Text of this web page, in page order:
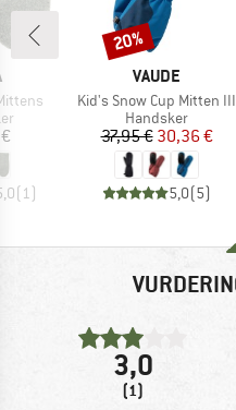
(1)
MÆRKE
VAUDE
Artikel
Kid's Snow Cup Mitten III
Produktgruppe
Handsker
Pris
37,95 € Nedsat pris
30,36 €
5,0(5)
Rabat
20%
3,0
(1)